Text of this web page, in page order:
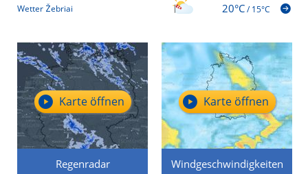
Wetter Žebriai 20°C/15°C
Regenradar
Karte öffnen
Windgeschwindigkeiten
Karte öffnen